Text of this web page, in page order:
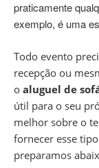
praticamente
exemplo, é uma
Todo evento
recepção ou
o aluguel de
útil para o seu
melhor sobre o
fornecer esse
preparamos